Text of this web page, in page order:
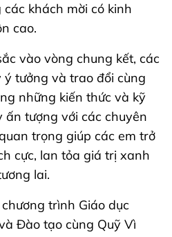
khách mời có kinh
cao.
vào vòng chung kết, các
tưởng và trao đổi cùng
những kiến thức và kỹ
ấn tượng với các chuyên
trọng giúp các em trở
cực, lan tỏa giá trị xanh
lai.
trình Giáo dục
Đào tạo cùng Quỹ Vì